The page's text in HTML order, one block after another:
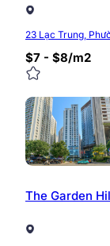
23 Lạc Trung,
$7 - $8/m2
The Garden